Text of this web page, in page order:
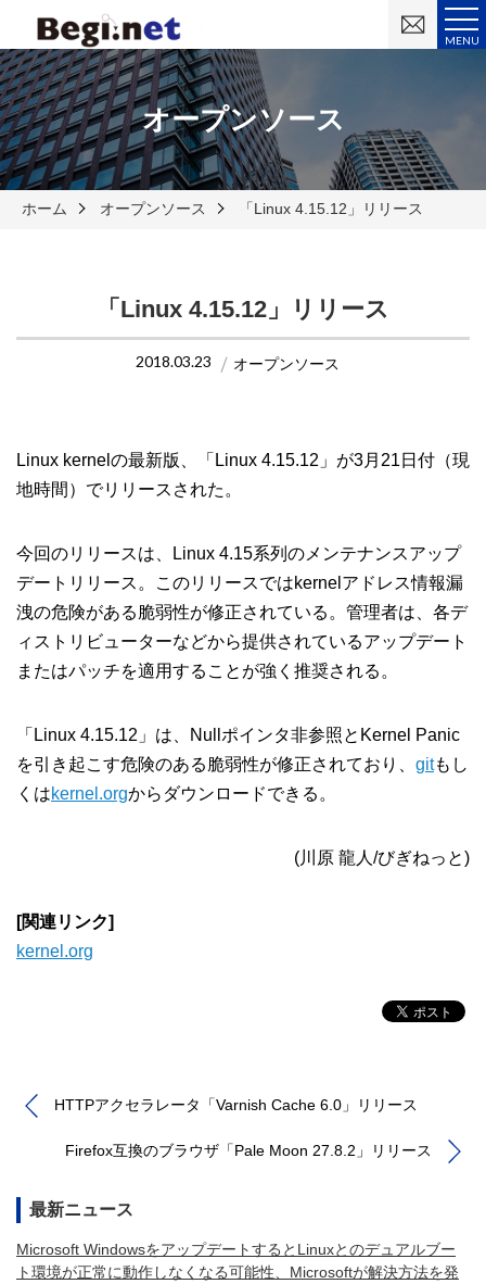
MENU
い
オープンソース
ホーム オープンソース 「Linux 4.15.12」リリース
「Linux 4.15.12」リリース
2018.03.23 オープンソース
Linux kernelの最新版、「Linux 4.15.12」が3月21日付（現
地時間）でリリースされた。
今回のリリースは、Linux 4.15系列のメンテナンスアップ
デートリリース。このリリースではkernelアドレス情報漏
洩の危険がある脆弱性が修正されている。管理者は、各デ
ィストリビューターなどから提供されているアップデート
またはパッチを適用することが強く推奨される。
「Linux 4.15.12」は、Nullポインタ非参照とKernel Panic
を引き起こす危険のある脆弱性が修正されており、 gitもし
くはkernel.orgからダウンロードできる。
(川原 龍人/びぎねっと)
[関連リンク]
kernel.org
HTTPアクセラレータ「Varnish Cache 6.0」リリース
Firefox互換のブラウザ「Pale Moon 27.8.2」リリース
最新ニュース
Microsoft WindowsをアップデートするとLinuxとのデュアルブー
ト環境が正常に動作しなくなる可能性、Microsoftが解決方法を発